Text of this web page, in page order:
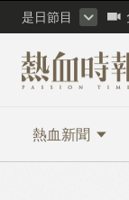
是日節目
熱血新聞